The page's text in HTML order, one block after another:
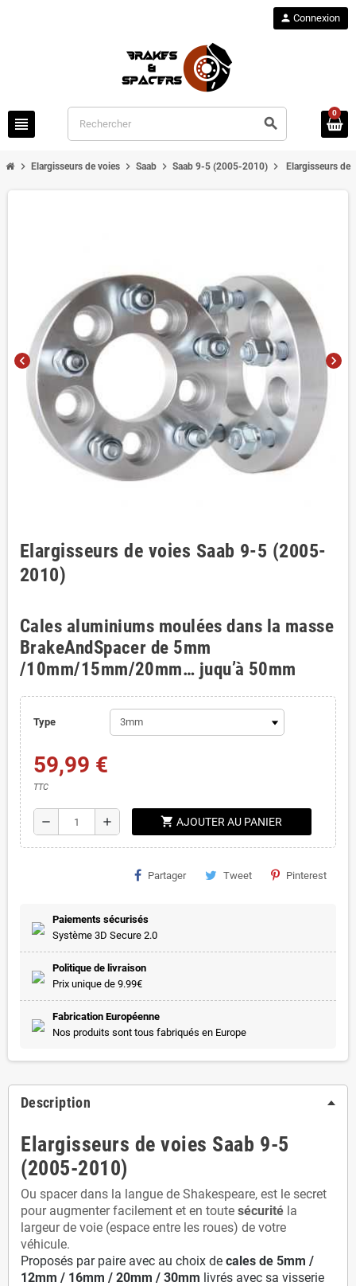
view_headline search
person Connexion
0
chevron_right Elargisseurs de voies chevron_right Saab chevron_right Saab 9-5 (2005-2010) chevron_right Elargisseurs de
chevron_left chevron_right
Elargisseurs de voies Saab 9-5 (2005-
2010)
Cales aluminiums moulées dans la masse
BrakeAndSpacer de 5mm
/10mm/15mm/20mm… juqu’à 50mm
Type
59,99 €
TTC
remove add shopping_cart AJOUTER AU PANIER
Partager Tweet Pinterest
Paiements sécurisés
Système 3D Secure 2.0
Politique de livraison
Prix unique de 9.99€
Fabrication Européenne
Nos produits sont tous fabriqués en Europe
Description
Elargisseurs de voies Saab 9-5
(2005-2010)
Ou spacer dans la langue de Shakespeare, est le secret
pour augmenter facilement et en toute sécurité la
largeur de voie (espace entre les roues) de votre
véhicule.
Proposés par paire avec au choix de cales de 5mm /
12mm / 16mm / 20mm / 30mm livrés avec sa visserie